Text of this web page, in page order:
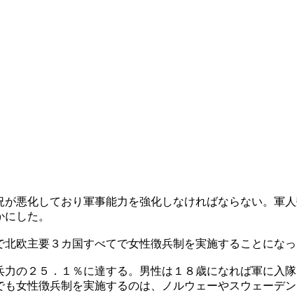
悪化しており軍事能力を強化しなければならない。軍
した。
欧主要３カ国すべてで女性徴兵制を実施することになっ
の２５．１％に達する。男性は１８歳になれば軍に入
女性徴兵制を実施するのは、ノルウェーやスウェーデ